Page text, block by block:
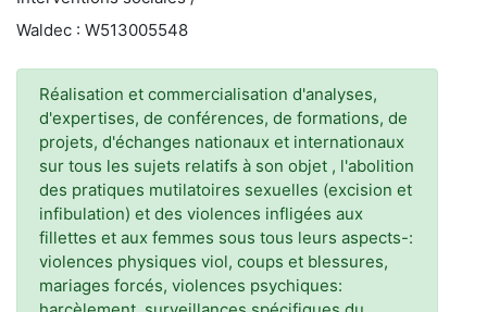
Waldec : W513005548
Réalisation et commercialisation d'analyses,
d'expertises, de conférences, de formations, de
projets, d'échanges nationaux et internationaux
sur tous les sujets relatifs à son objet , l'abolition
des pratiques mutilatoires sexuelles (excision et
infibulation) et des violences infligées aux
fillettes et aux femmes sous tous leurs aspects-:
violences physiques viol, coups et blessures,
mariages forcés, violences psychiques: